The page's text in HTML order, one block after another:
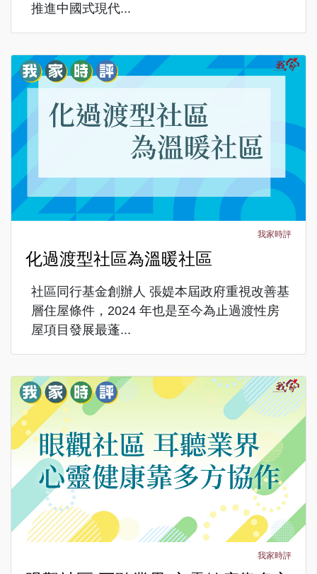
推進中國式現代...
我家時評
化過渡型社區為溫暖社區
社區同行基金創辦人 張媞本屆政府重視改善基
層住屋條件，2024 年也是至今為止過渡性房
屋項目發展最蓬...
我家時評